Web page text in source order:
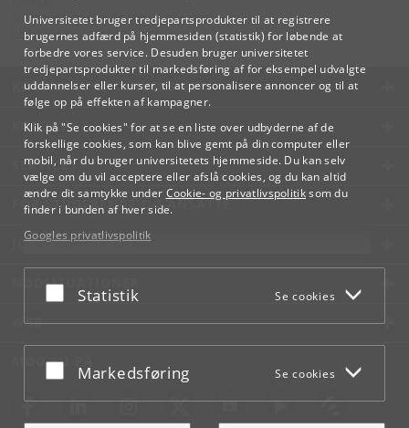
Universitetet bruger tredjepartsprodukter til at registrere
brugernes adfærd på hjemmesiden (statistik) for løbende at
forbedre vores service. Desuden bruger universitetet
tredjepartsprodukter til markedsføring af for eksempel udvalgte
uddannelser eller kurser, til at personalisere annoncer og til at
følge op på effekten af kampagner.
Klik på "Se cookies" for at se en liste over udbyderne af de
forskellige cookies, som kan blive gemt på din computer eller
mobil, når du bruger universitetets hjemmeside. Du kan selv
vælge om du vil acceptere eller afslå cookies, og du kan altid
ændre dit samtykke under Cookie- og privatlivspolitiksom du
finder i bunden af hver side.
Googles privatlivspolitik
Acceptér eller afslå
Statistik Se cookies
Acceptér eller afslå
Markedsføring Se cookies
Videreuddannelse og Livslang Læring
lifelonglearning@adm.ku.dk
KØBENHAVNS UNIVERSITET
KONTAKT
SERVICES
FOR STUDERENDE OG ANSATTE
JOB OG KARRIERE
NØDSITUATIONER
WEB
MØD KU PÅ